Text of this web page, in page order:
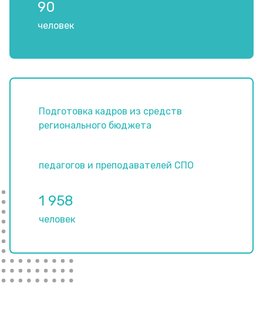
90
человек
Подготовка кадров из средств
регионального бюджета
педагогов и преподавателей СПО
1 958
человек